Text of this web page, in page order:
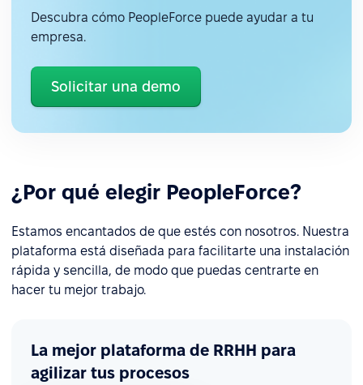
Descubra cómo PeopleForce puede ayudar a tu
empresa.
Solicitar una demo
¿Por qué elegir PeopleForce?
Estamos encantados de que estés con nosotros. Nuestra
plataforma está diseñada para facilitarte una instalación
rápida y sencilla, de modo que puedas centrarte en
hacer tu mejor trabajo.
La mejor plataforma de RRHH para
agilizar tus procesos